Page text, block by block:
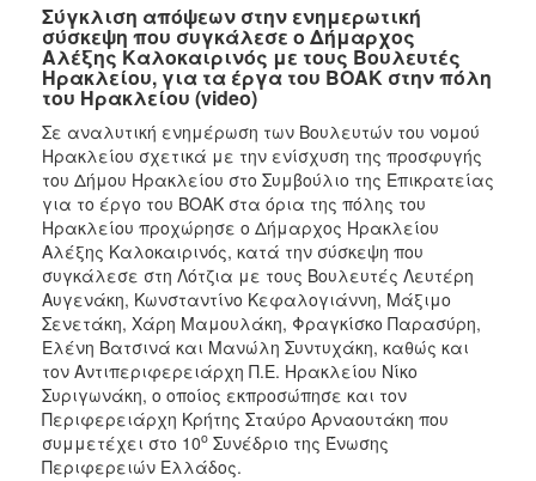
2022
2021
2020
2019
2018
2017
2016
2015
2013
2012
2011
2010
2006
Σύγκλιση απόψεων στην ενημερωτική
σύσκεψη που συγκάλεσε ο Δήμαρχος
Αλέξης Καλοκαιρινός με τους Βουλευτές
Ηρακλείου, για τα έργα του ΒΟΑΚ στην πόλη
του Ηρακλείου (video)
Σε αναλυτική ενημέρωση των Βουλευτών του νομού
Ηρακλείου σχετικά με την ενίσχυση της προσφυγής
του Δήμου Ηρακλείου στο Συμβούλιο της Επικρατείας
για το έργο του ΒΟΑΚ στα όρια της πόλης του
Ηρακλείου προχώρησε ο Δήμαρχος Ηρακλείου
Αλέξης Καλοκαιρινός, κατά την σύσκεψη που
συγκάλεσε στη Λότζια με τους Βουλευτές Λευτέρη
Αυγενάκη, Κωνσταντίνο Κεφαλογιάννη, Μάξιμο
Σενετάκη, Χάρη Μαμουλάκη, Φραγκίσκο Παρασύρη,
Ελένη Βατσινά και Μανώλη Συντυχάκη, καθώς και
τον Αντιπεριφερειάρχη Π.Ε. Ηρακλείου Νίκο
Συριγωνάκη, ο οποίος εκπροσώπησε και τον
Περιφερειάρχη Κρήτης Σταύρο Αρναουτάκη που
συμμετέχει στο 10ο Συνέδριο της Ένωσης
Περιφερειών Ελλάδος.